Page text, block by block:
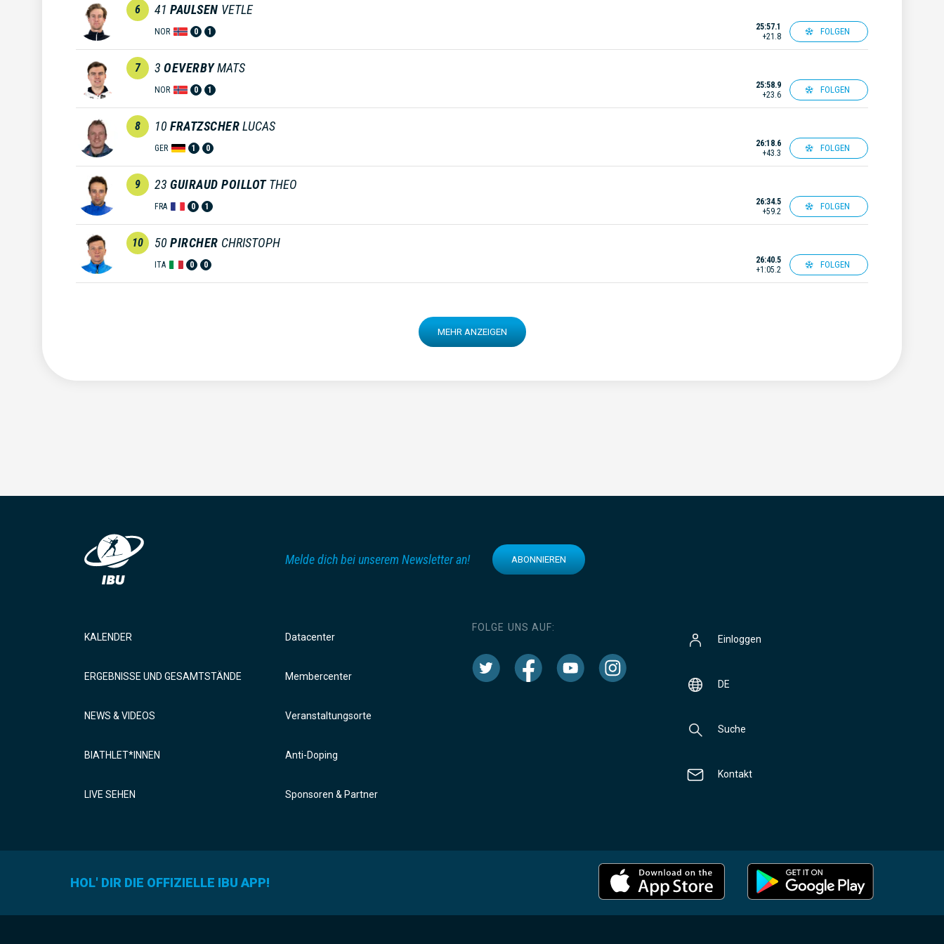
6 41 PAULSEN VETLE
NOR 0 1
25:57.1
+21.8
FOLGEN
7 3 OEVERBY MATS
NOR 0 1
25:58.9
+23.6
FOLGEN
8 10 FRATZSCHERLUCAS
GER 1 0
26:18.6
+43.3
FOLGEN
9 23 GUIRAUD POILLOT THEO
FRA 0 1
26:34.5
+59.2
FOLGEN
10 50 PIRCHER CHRISTOPH
ITA 0 0
26:40.5
+1:05.2
FOLGEN
MEHR ANZEIGEN
Melde dich bei unserem Newsletter an! ABONNIEREN
KALENDER
ERGEBNISSE UND GESAMTSTÄNDE
NEWS & VIDEOS
BIATHLET*INNEN
LIVE SEHEN
Datacenter
Membercenter
Veranstaltungsorte
Anti-Doping
Sponsoren & Partner
FOLGE UNS AUF:
Einloggen
DE
Suche
Kontakt
HOL' DIR DIE OFFIZIELLE IBU APP!